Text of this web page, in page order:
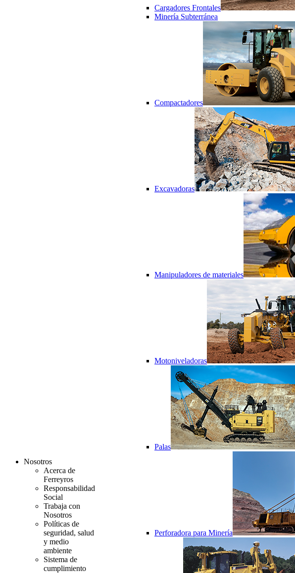
Nosotros
Acerca de
Ferreyros
Responsabilidad
Social
Trabaja con
Nosotros
Políticas de
seguridad, salud
y medio
ambiente
Sistema de
cumplimiento
Cargadores Frontales
Minería Subterránea
Compactadores
Excavadoras
Manipuladores de materiales
Motoniveladoras
Palas
Perforadora para Minería